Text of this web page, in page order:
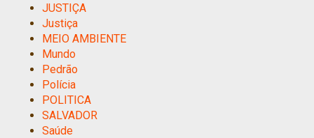
JUSTIÇA
Justiça
MEIO AMBIENTE
Mundo
Pedrão
Polícia
POLITICA
SALVADOR
Saúde